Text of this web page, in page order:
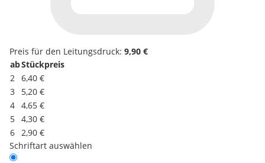
Preis für den Leitungsdruck: 9,90 €
abStückpreis
2 6,40 €
3
5,20 €
4 4,65 €
5 4,30 €
6 2,90 €
Schriftart auswählen